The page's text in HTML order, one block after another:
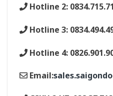
Hotline 2:
Hotline 3:
Hotline 4:
Email: